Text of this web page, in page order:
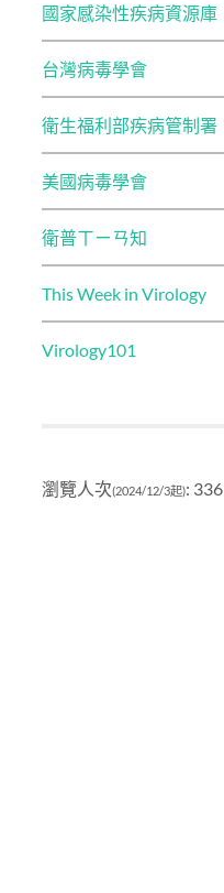
國家感染性疾病資源庫
台灣病毒學會
衛生福利部疾病管制署
美國病毒學會
衛普ㄒㄧㄢ知
This Week in Virology
Virology101
瀏覽人次(2024/12/3起): 336